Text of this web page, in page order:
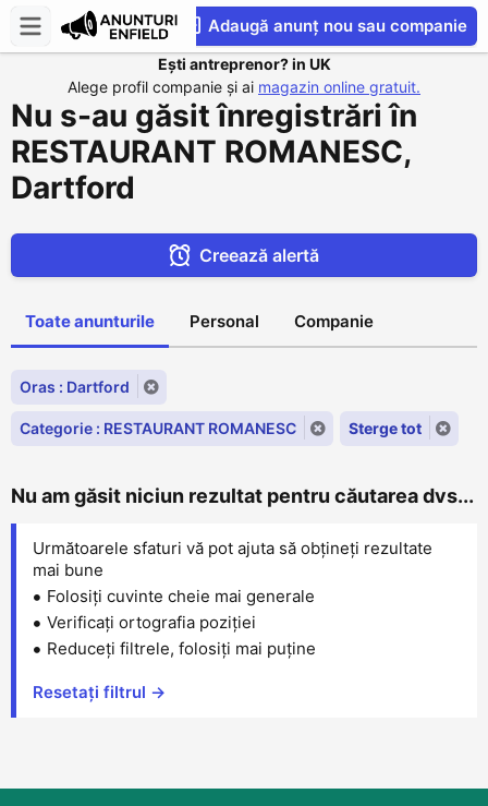
Adaugă anunț nou sau companie
CompaniesS
Ești antreprenor? in UK
Alege profil companie și ai magazin online gratuit.
Nu s-au găsit înregistrări în
RESTAURANT ROMANESC,
Dartford
Creează alertă
Toate anunturile Personal Companie
Oras : Dartford
Categorie : RESTAURANT ROMANESC Sterge tot
Nu am găsit niciun rezultat pentru căutarea dvs...
Următoarele sfaturi vă pot ajuta să obțineți rezultate
mai bune
Folosiți cuvinte cheie mai generale
Verificați ortografia poziției
Reduceți filtrele, folosiți mai puține
Resetați filtrul →